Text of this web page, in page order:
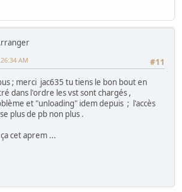
#11
AM
; merci jac635 tu tiens le bon bout en
dans l'ordre les vst sont chargés ,
et "unloading" idem depuis ; l'accès
plus de pb non plus .
cet aprem ...